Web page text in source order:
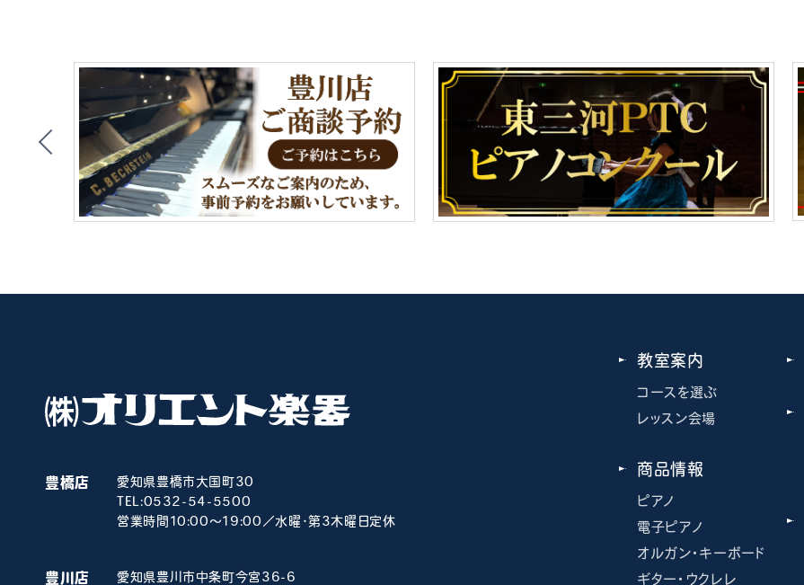
豊橋店
愛知県豊橋市大国町30
TEL:0532-54-5500
営業時間10:00～19:00／水曜･第3木曜日定休
豊川店 愛知県豊川市中条町今宮36-6
教室案内
コースを選ぶ
レッスン会場
商品情報
ピアノ
電子ピアノ
オルガン・キーボード
ギター・ウクレレ